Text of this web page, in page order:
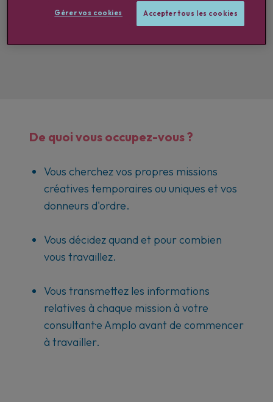
De quoi vous occupez-vous ?
Vous cherchez vos propres missions
créatives temporaires ou uniques et vos
donneurs d'ordre.
Vous décidez quand et pour combien
vous travaillez.
Vous transmettez les informations
relatives à chaque mission à votre
consultant·e Amplo avant de commencer
à travailler.
Gérer vos cookies Accepter tous les cookies